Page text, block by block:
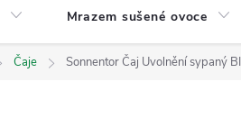
Mrazem sušené ovoce
Čaje Sonnentor Čaj Uvolnění sypaný